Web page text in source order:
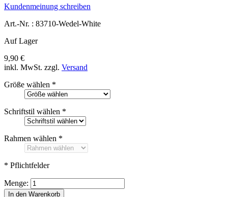
Kundenmeinung schreiben
Art.-Nr. : 83710-Wedel-White
Auf Lager
9,90 €
inkl. MwSt. zzgl. Versand
Größe wählen *
Schriftstil wählen *
Rahmen wählen *
* Pflichtfelder
Menge:
In den Warenkorb